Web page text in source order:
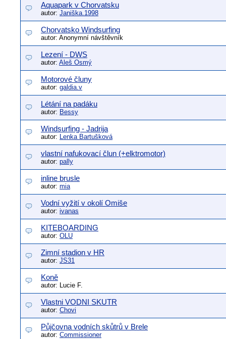
Aquapark v Chorvatsku
autor: Janiška.1998
Chorvatsko Windsurfing
autor: Anonymní návštěvník
Lezení - DWS
autor: Aleš Osmý
Motorové čluny
autor: galdia.v
Létání na padáku
autor: Bessy
Windsurfing - Jadrija
autor: Lenka Bartušková
vlastní nafukovací člun (+elktromotor)
autor: pally
inline brusle
autor: mia
Vodní vyžití v okolí Omiše
autor: ivanas
KITEBOARDING
autor: OLU
Zimní stadion v HR
autor: JS31
Koně
autor: Lucie F.
Vlastni VODNI SKUTR
autor: Chovi
Půjčovna vodních skůtrů v Brele
autor: Commissioner